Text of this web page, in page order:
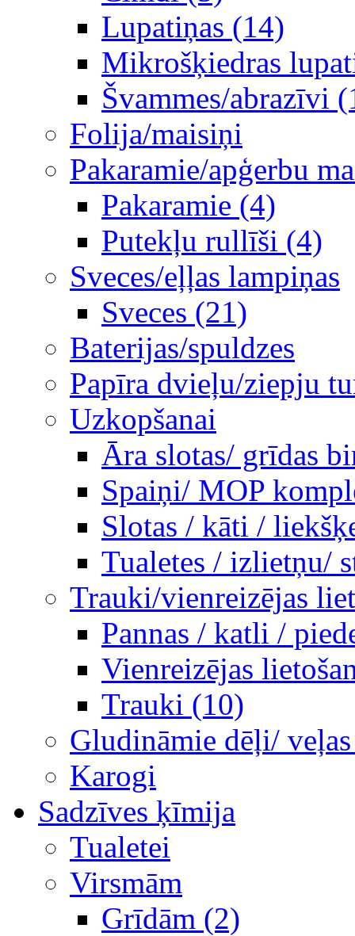
Lupatiņas (14)
Mikrošķiedras
Švammes/abrazīvi
Folija/maisiņi
Pakaramie/apģerbu
Pakaramie (4)
Putekļu rullīši (4)
Sveces/eļļas lampiņas
Sveces (21)
Baterijas/spuldzes
Papīra dvieļu/ziepju
Uzkopšanai
Āra slotas/ grīdas
Spaiņi/ MOP
Slotas / kāti /
Tualetes / izlietņu/
Trauki/vienreizējas
Pannas / katli /
Vienreizējas
Trauki (10)
Gludināmie dēļi/
Karogi
Sadzīves ķīmija
Tualetei
Virsmām
Grīdām (2)